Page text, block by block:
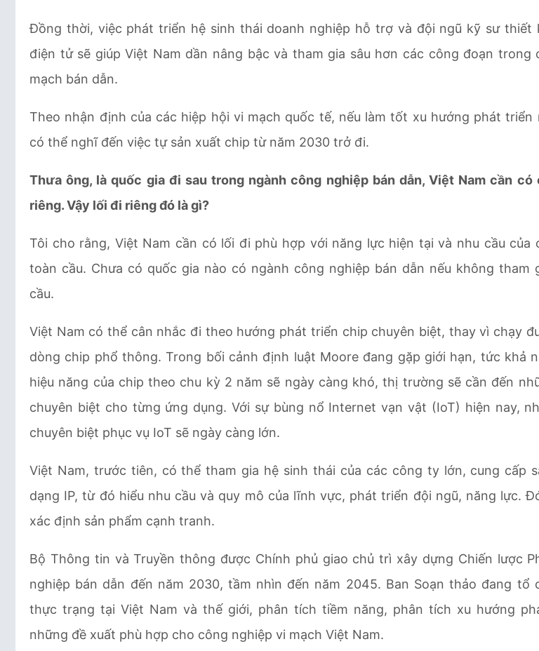
Đồng thời, việc phát triển hệ sinh thái doanh nghiệp hỗ trợ và đội ngũ kỹ sư thiết
điện tử sẽ giúp Việt Nam dần nâng bậc và tham gia sâu hơn các công đoạn trong
mạch bán dẫn.
Theo nhận định của các hiệp hội vi mạch quốc tế, nếu làm tốt xu hướng phát triển
có thể nghĩ đến việc tự sản xuất chip từ năm 2030 trở đi.
Thưa ông, là quốc gia đi sau trong ngành công nghiệp bán dẫn, Việt Nam cần có
riêng. Vậy lối đi riêng đó là gì?
Tôi cho rằng, Việt Nam cần có lối đi phù hợp với năng lực hiện tại và nhu cầu của
toàn cầu. Chưa có quốc gia nào có ngành công nghiệp bán dẫn nếu không tham
cầu.
Việt Nam có thể cân nhắc đi theo hướng phát triển chip chuyên biệt, thay vì chạy
dòng chip phổ thông. Trong bối cảnh định luật Moore đang gặp giới hạn, tức khả
hiệu năng của chip theo chu kỳ 2 năm sẽ ngày càng khó, thị trường sẽ cần đến
chuyên biệt cho từng ứng dụng. Với sự bùng nổ Internet vạn vật (IoT) hiện nay,
chuyên biệt phục vụ IoT sẽ ngày càng lớn.
Việt Nam, trước tiên, có thể tham gia hệ sinh thái của các công ty lớn, cung cấp
dạng IP, từ đó hiểu nhu cầu và quy mô của lĩnh vực, phát triển đội ngũ, năng lực.
xác định sản phẩm cạnh tranh.
Bộ Thông tin và Truyền thông được Chính phủ giao chủ trì xây dựng Chiến lược
nghiệp bán dẫn đến năm 2030, tầm nhìn đến năm 2045. Ban Soạn thảo đang tổ
thực trạng tại Việt Nam và thế giới, phân tích tiềm năng, phân tích xu hướng
những đề xuất phù hợp cho công nghiệp vi mạch Việt Nam.